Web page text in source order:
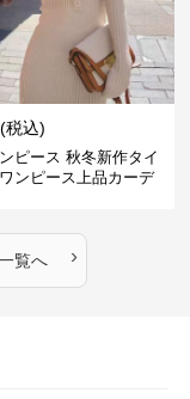
(税込)
ピース 秋冬新作タイ
ンピース上品カーデ
覧へ ›